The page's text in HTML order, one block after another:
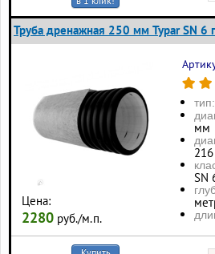
Труба дренажная 250 мм Typar SN 6
Цена:
2280 руб./м.п.
тип:
мм
SN